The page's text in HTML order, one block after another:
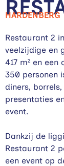
HARDENBERG
Restaurant 2
veelzijdige en
417 m² en
350 personen
diners,
presentaties
event.
Dankzij de
Restaurant 2
een event op